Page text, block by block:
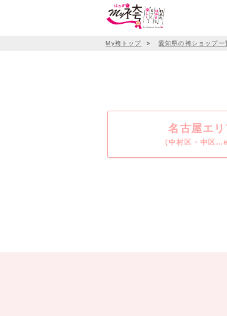
My袴トップ ＞ 愛知県の袴ショップ一
名古屋エリ
（中村区・中区